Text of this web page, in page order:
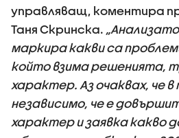
управляващ, коментира
Таня Скринска.
маркира какви са
който взима решенията,
характер. Аз очаквах, че
независимо, че е
характер и заявка какво